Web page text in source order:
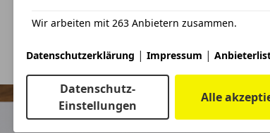
Wir arbeiten mit 263 Anbietern zusammen.
Datenschutzerklärung | Impressum |
Datenschutz-
Einstellungen
Alle